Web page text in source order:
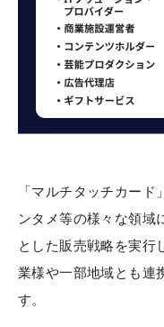
「マルチタッチカー
ンタメ等の様々な領域
とした販売戦略を実行
業様や一部地域とも連
す。